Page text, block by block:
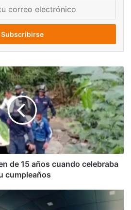
de 15 años cuando celebraba
cumpleaños